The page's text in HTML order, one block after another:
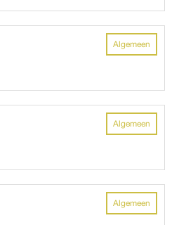
Algemeen
Algemeen
Algemeen